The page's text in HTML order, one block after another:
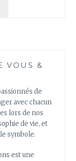
VOUS &
de
avec chacun
lors de nos
de vie, et
symbole.
est une